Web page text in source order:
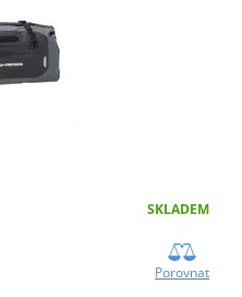
SKLADEM
Porovnat